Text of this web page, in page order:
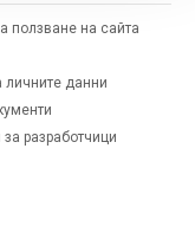
ползване на сайта
личните данни
за разработчици